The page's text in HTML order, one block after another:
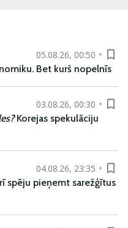
05.08.26, 00:50
Bet kurš nopelnīs
03.08.26, 00:30
Korejas spekulāciju
04.08.26, 23:35
spēju pieņemt sarežģītus